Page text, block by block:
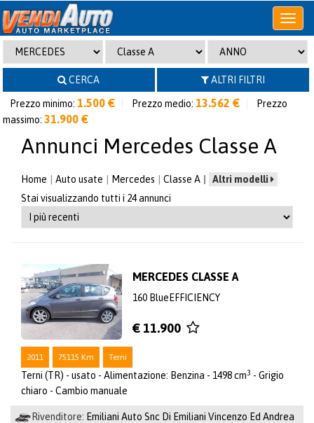
Apri
o
chiudi
menu
CERCA
ALTRI FILTRI
Prezzo minimo: 1.500 € Prezzo medio: 13.562 €
Prezzo
massimo: 31.900 €
Annunci Mercedes Classe A
Home Auto usate Mercedes Classe A
Altri modelli
Stai visualizzando tutti i 24 annunci
MERCEDES CLASSE A
160 BlueEFFICIENCY
€ 11.900
2011 75115 Km Terni
Terni (TR) - usato - Alimentazione: Benzina - 1498 cm3 - Grigio
chiaro - Cambio manuale
Rivenditore: Emiliani Auto Snc Di Emiliani Vincenzo Ed Andrea